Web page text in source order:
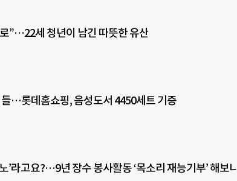
”…22세 청년이 남긴 따뜻한 유산
들…롯데홈쇼핑, 음성도서 4450세트 기증
’라고요?…9년 장수 봉사활동 ‘목소리 재능기부’ 해보니